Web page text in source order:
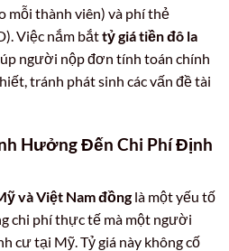
mỗi thành viên) và phí thẻ
Việc nắm bắttỷ giá tiền đô la
người nộp đơn tính toán chính
tránh phát sinh các vấn đề tài
Hưởng Đến Chi Phí Định
và Việt Nam đồnglà một yếu tố
chi phí thực tế mà một người
cư tại Mỹ. Tỷ giá này không cố